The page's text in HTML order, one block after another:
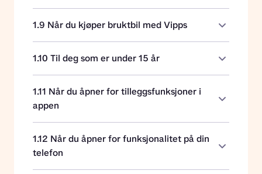
1.9 Når du kjøper bruktbil med Vipps
1.10 Til deg som er under 15 år
1.11 Når du åpner for tilleggsfunksjoner i
appen
1.12 Når du åpner for funksjonalitet på din
telefon